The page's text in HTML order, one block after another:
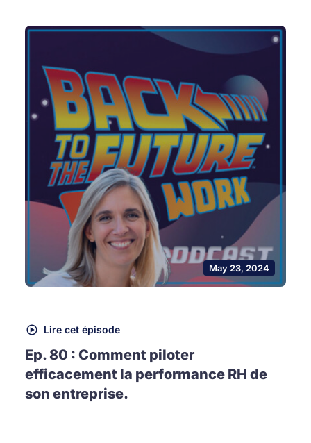
May 23, 2024
Lire cet épisode
Ep. 80 : Comment piloter
efficacement la performance RH de
son entreprise.